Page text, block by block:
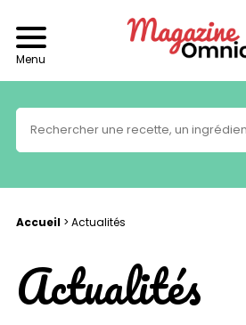
Menu
Accueil> Actualités
Actualités